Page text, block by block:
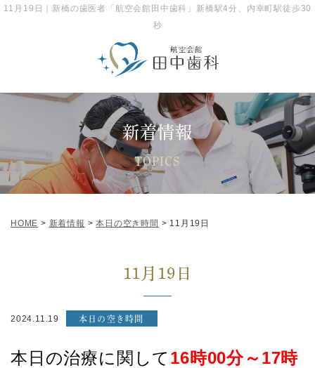
11月19日｜新橋の歯医者「航空会館田中歯科」新橋駅4分、内幸町駅徒歩30
秒
「新橋駅」徒歩4分、「内幸町駅」徒歩すぐ。航空会館6F
新着情報
TOPICS
HOME > 新着情報 >本日の空き時間 > 11月19日
11月19日
2024.11.19 本日の空き時間
本日の治療に関して 16時00分～17時